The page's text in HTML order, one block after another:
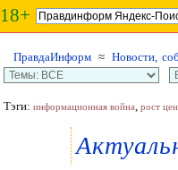
18+
ПравдаИнформ ≈ Новости,
Тэги: информационная война, рост цен